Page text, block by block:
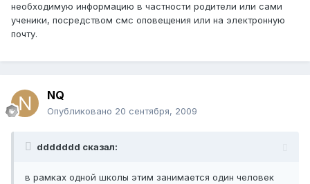
необходимую информацию в частности родители или сами
ученики, посредством смс оповещения или на электронную
почту.
NQ
Опубликовано 20 сентября, 2009
ddddddd сказал:
в рамках одной школы этим занимается один человек